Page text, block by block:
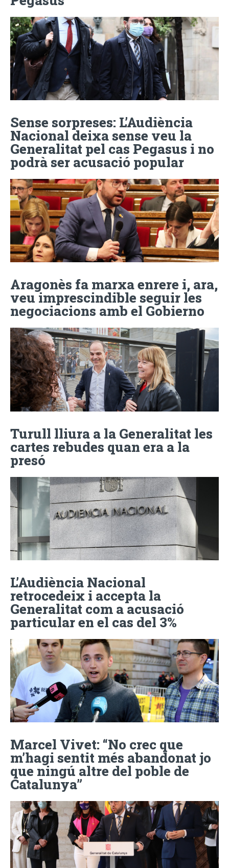
Sense sorpreses: L’Audiència
Nacional deixa sense veu la
Generalitat pel cas Pegasus i no
podrà ser acusació popular
Aragonès fa marxa enrere i, ara,
veu imprescindible seguir les
negociacions amb el Gobierno
Turull lliura a la Generalitat les
cartes rebudes quan era a la
presó
L’Audiència Nacional
retrocedeix i accepta la
Generalitat com a acusació
particular en el cas del 3%
Marcel Vivet: “No crec que
m’hagi sentit més abandonat jo
que ningú altre del poble de
Catalunya”